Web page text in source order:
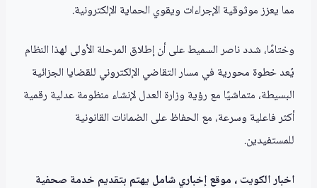
مما يعزز موثوقية الإجراءات ويقوي الحماية الإلكترونية.
وختامًا، شدد ناصر السميط على أن إطلاق المرحلة الأولى لهذا النظام
يُعد خطوة محورية في مسار التقاضي الإلكتروني للقضايا الجزائية
البسيطة، متماشيًا مع رؤية وزارة العدل لإنشاء منظومة عدلية رقمية
أكثر فاعلية وسرعة، مع الحفاظ على الضمانات القانونية
للمستفيدين.
اخبار الكويت ، موقع إخباري شامل يهتم بتقديم خدمة صحفية